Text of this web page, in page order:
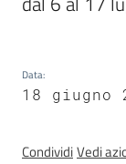
Novità
Data:
18 giugno
CondividiVedi